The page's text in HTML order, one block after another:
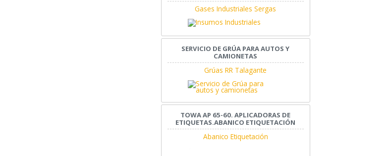
Gases Industriales Sergas
SERVICIO DE GRÚA PARA AUTOS Y
CAMIONETAS
Grúas RR Talagante
TOWA AP 65-60. APLICADORAS DE
ETIQUETAS.ABANICO ETIQUETACIÓN
Abanico Etiquetación